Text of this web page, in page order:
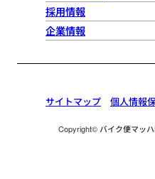
採用情報
企業情報
サイトマップ 個人情報
Copyright© バイク便マッ